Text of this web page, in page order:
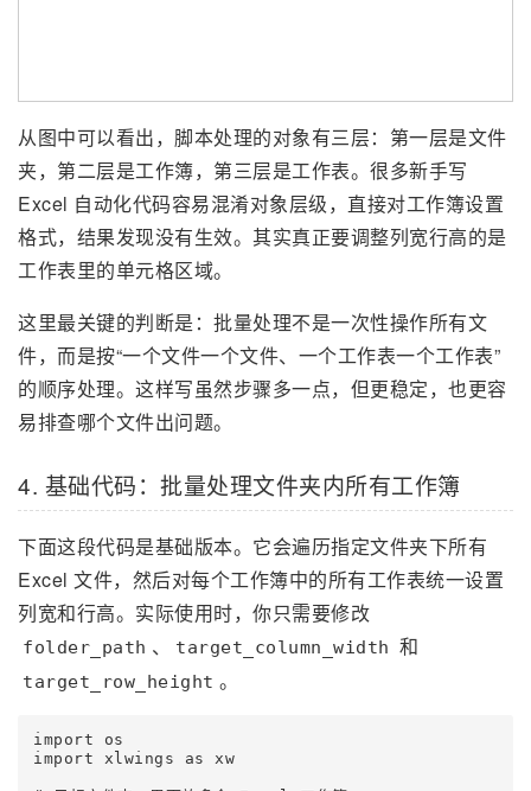
从图中可以看出，脚本处理的对象有三层：第一层是文件
夹，第二层是工作簿，第三层是工作表。很多新手写
Excel 自动化代码容易混淆对象层级，直接对工作簿设置
格式，结果发现没有生效。其实真正要调整列宽行高的是
工作表里的单元格区域。
这里最关键的判断是：批量处理不是一次性操作所有文
件，而是按“一个文件一个文件、一个工作表一个工作表”
的顺序处理。这样写虽然步骤多一点，但更稳定，也更容
易排查哪个文件出问题。
4. 基础代码：批量处理文件夹内所有工作簿
下面这段代码是基础版本。它会遍历指定文件夹下所有
Excel 文件，然后对每个工作簿中的所有工作表统一设置
列宽和行高。实际使用时，你只需要修改
folder_path 、 target_column_width 和
target_row_height 。
import os
import xlwings as xw